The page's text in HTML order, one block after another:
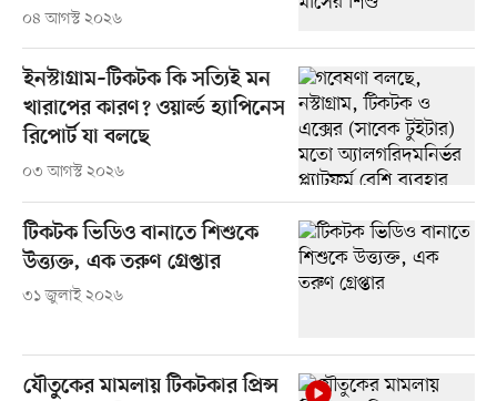
০৪ আগস্ট ২০২৬
ইনস্টাগ্রাম–টিকটক কি সত্যিই মন
খারাপের কারণ? ওয়ার্ল্ড হ্যাপিনেস
রিপোর্ট যা বলছে
০৩ আগস্ট ২০২৬
টিকটক ভিডিও বানাতে শিশুকে
উত্ত্যক্ত, এক তরুণ গ্রেপ্তার
৩১ জুলাই ২০২৬
যৌতুকের মামলায় টিকটকার প্রিন্স